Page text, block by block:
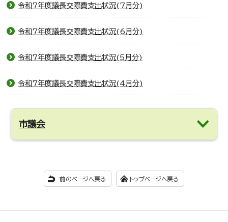
令和7年度議長交際費支出状況(7月分)
令和7年度議長交際費支出状況(6月分)
令和7年度議長交際費支出状況(5月分)
令和7年度議長交際費支出状況(4月分)
市議会
前のページへ戻る トップページへ戻る